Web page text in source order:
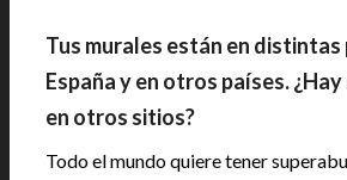
Tus murales están en
España y en otros países.
en otros sitios?
Todo el mundo quiere tener